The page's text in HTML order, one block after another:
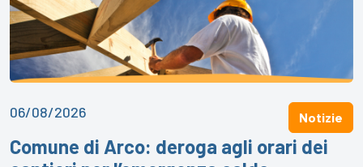
06/08/2026 Notizie
Comune di Arco: deroga agli orari dei